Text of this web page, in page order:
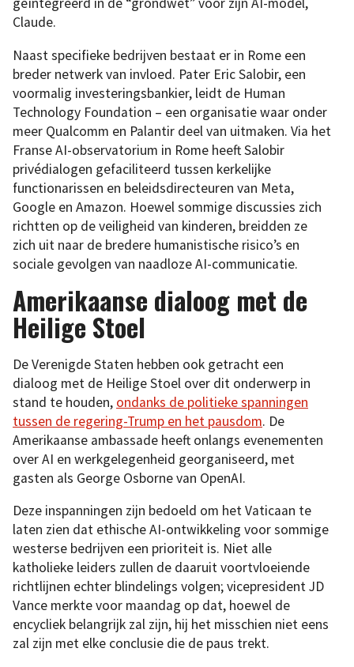
Claude.
Naast specifieke bedrijven bestaat er in Rome een
breder netwerk van invloed. Pater Eric Salobir, een
voormalig investeringsbankier, leidt de Human
Technology Foundation – een organisatie waar onder
meer Qualcomm en Palantir deel van uitmaken. Via het
Franse AI-observatorium in Rome heeft Salobir
privédialogen gefaciliteerd tussen kerkelijke
functionarissen en beleidsdirecteuren van Meta,
Google en Amazon. Hoewel sommige discussies zich
richtten op de veiligheid van kinderen, breidden ze
zich uit naar de bredere humanistische risico’s en
sociale gevolgen van naadloze AI-communicatie.
Amerikaanse dialoog met de
Heilige Stoel
De Verenigde Staten hebben ook getracht een
dialoog met de Heilige Stoel over dit onderwerp in
stand te houden, ondanks de politieke spanningen
tussen de regering-Trump en het pausdom. De
Amerikaanse ambassade heeft onlangs evenementen
over AI en werkgelegenheid georganiseerd, met
gasten als George Osborne van OpenAI.
Deze inspanningen zijn bedoeld om het Vaticaan te
laten zien dat ethische AI-ontwikkeling voor sommige
westerse bedrijven een prioriteit is. Niet alle
katholieke leiders zullen de daaruit voortvloeiende
richtlijnen echter blindelings volgen; vicepresident JD
Vance merkte voor maandag op dat, hoewel de
encycliek belangrijk zal zijn, hij het misschien niet eens
zal zijn met elke conclusie die de paus trekt.